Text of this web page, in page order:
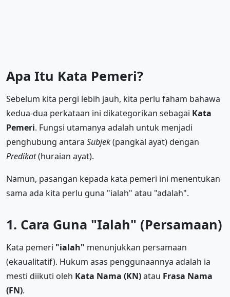
Apa Itu Kata Pemeri?
Sebelum kita pergi lebih jauh, kita perlu faham bahawa
kedua-dua perkataan ini dikategorikan sebagai Kata
Pemeri. Fungsi utamanya adalah untuk menjadi
penghubung antara Subjek(pangkal ayat) dengan
Predikat(huraian ayat).
Namun, pasangan kepada kata pemeri ini menentukan
sama ada kita perlu guna "ialah" atau "adalah".
1. Cara Guna "Ialah" (Persamaan)
Kata pemeri "ialah" menunjukkan persamaan
(ekaualitatif). Hukum asas penggunaannya adalah ia
mesti diikuti oleh Kata Nama (KN)atau Frasa Nama
(FN).